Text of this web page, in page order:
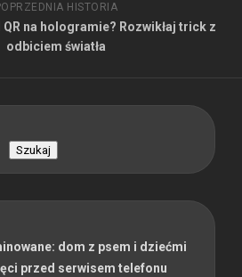
HISTORIA
na hologramie? Rozwikłaj trick z
odbiciem światła
Szukaj
dom z psem i dziećmi
przed serwisem telefonu